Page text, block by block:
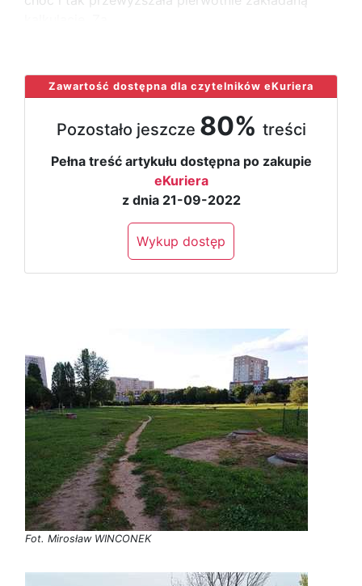
Zawartość dostępna dla czytelników eKuriera
Pozostało jeszcze 80% treści
Pełna treść artykułu dostępna po zakupie
eKuriera
z dnia 21-09-2022
Wykup dostęp
Fot. Mirosław WINCONEK